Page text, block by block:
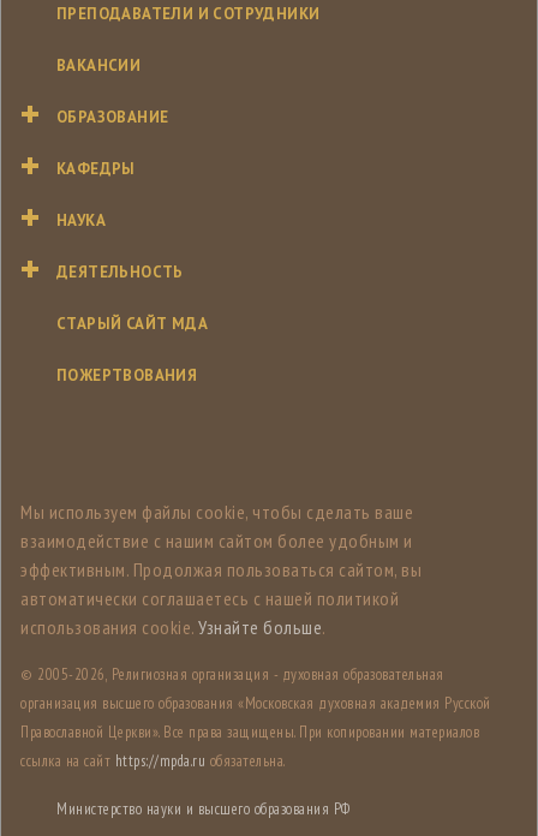
ПРЕПОДАВАТЕЛИ И СОТРУДНИКИ
ВАКАНСИИ
ОБРАЗОВАНИЕ
КАФЕДРЫ
НАУКА
ДЕЯТЕЛЬНОСТЬ
СТАРЫЙ САЙТ МДА
ПОЖЕРТВОВАНИЯ
Мы используем файлы cookie, чтобы сделать ваше
взаимодействие с нашим сайтом более удобным и
эффективным. Продолжая пользоваться сайтом, вы
автоматически соглашаетесь с нашей политикой
использования cookie. Узнайте больше.
© 2005-2026, Религиозная организация - духовная образовательная
организация высшего образования «Московская духовная академия Русской
Православной Церкви». Все права защищены. При копировании материалов
ссылка на сайт https://mpda.ru обязательна.
Министерство науки и высшего образования РФ